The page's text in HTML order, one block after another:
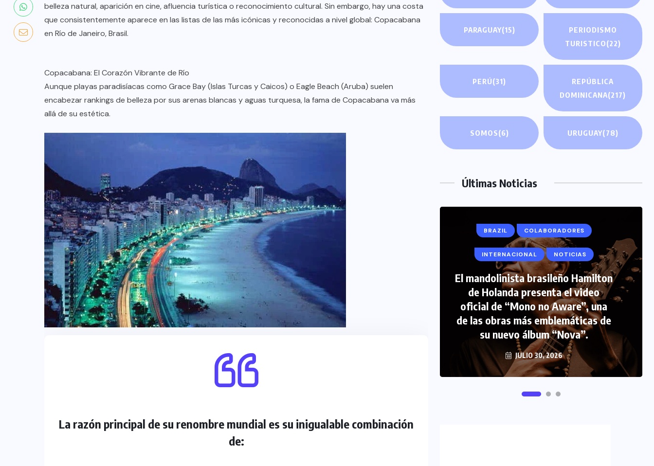
belleza natural, aparición en cine, afluencia turística o reconocimiento cultural. Sin embargo, hay una costa
que consistentemente aparece en las listas de las más icónicas y reconocidas a nivel global: Copacabana
en Río de Janeiro, Brasil.
Copacabana: El Corazón Vibrante de Río
Aunque playas paradisíacas como Grace Bay (Islas Turcas y Caicos) o Eagle Beach (Aruba) suelen
encabezar rankings de belleza por sus arenas blancas y aguas turquesa, la fama de Copacabana va más
allá de su estética.
La razón principal de su renombre mundial es su inigualable combinación
de:
PARAGUAY(15)
PERIODISMO
TURISTICO(22)
PERÚ(31)
REPÚBLICA
DOMINICANA(217)
SOMOS(6) URUGUAY(78)
Últimas Noticias
COLABORADORES MÉXICO
NOTICIAS
EL FIN DEL MILAGRO BOHEMIO:
TULUM EN BANCARROTA
TURÍSTICA POR ABUSOS Y FALTA
BRAZIL
El mandolinista brasileño Hamilton
de Holanda presenta el video
oficial de “Mono no Aware”, una
de las obras más emblemáticas de
COLABORADORES INTERNACIONAL
NOTICIAS PERIODISMO TURISTICO
FIPETUR se solidariza con
Venezuela
JUNIO 29, 2026